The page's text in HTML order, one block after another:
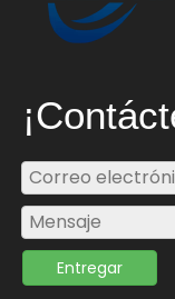
Entregar